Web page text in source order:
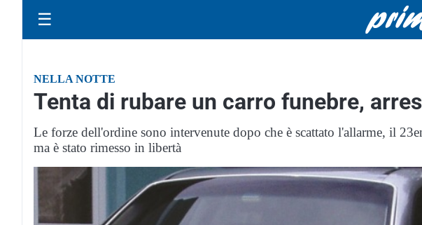
☰
NELLA NOTTE
Tenta di rubare un carro funebre,
Le forze dell'ordine sono intervenute dopo che è scattato l'allarme, il
ma è stato rimesso in libertà